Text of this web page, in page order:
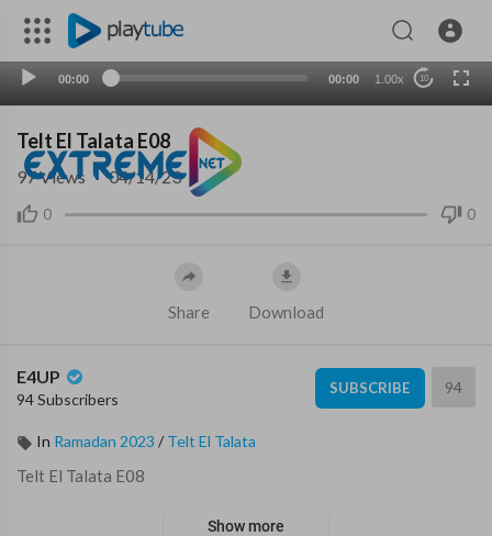
00:00 00:00 1.00x 10
Telt El Talata E08
0 0
97Views · 04/14/23
Share Download
E4UP
94 Subscribers
SUBSCRIBE 94
In Ramadan 2023 / Telt El Talata
⁣Telt El Talata E08
Show more